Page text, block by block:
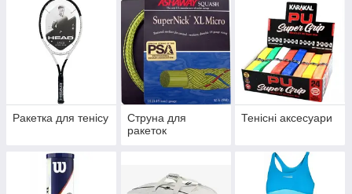
Ракетка для тенісу
Струна для
ракеток
Тенісні аксесуари